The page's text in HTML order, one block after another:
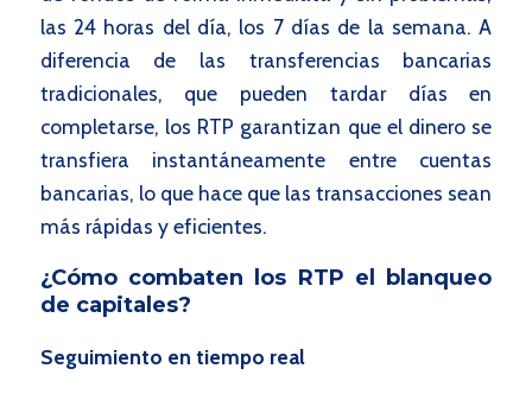
las 24 horas del día, los 7 días de la semana. A
diferencia de las transferencias bancarias
tradicionales, que pueden tardar días en
completarse, los RTP garantizan que el dinero se
transfiera instantáneamente entre cuentas
bancarias, lo que hace que las transacciones sean
más rápidas y eficientes.
¿Cómo combaten los RTP el blanqueo
de capitales?
Seguimiento en tiempo real